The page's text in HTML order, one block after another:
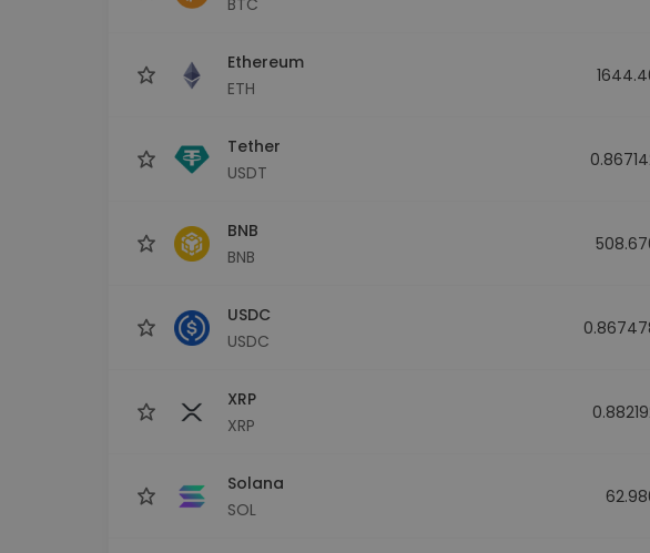
Ethereum
ETH
Tether
USDT
BNB
BNB
USDC
USDC
XRP
XRP
Solana
SOL